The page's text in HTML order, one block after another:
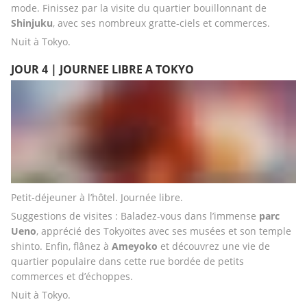
Shinjuku, avec ses nombreux gratte-ciels et commerces.
Nuit à Tokyo.
JOUR 4 | JOURNEE LIBRE A TOKYO
Petit-déjeuner à l’hôtel. Journée libre.
Suggestions de visites : Baladez-vous dans l’immense parc
Ueno, apprécié des Tokyoïtes avec ses musées et son temple
shinto. Enfin, flânez à Ameyoko et découvrez une vie de
quartier populaire dans cette rue bordée de petits
commerces et d’échoppes.
Nuit à Tokyo.